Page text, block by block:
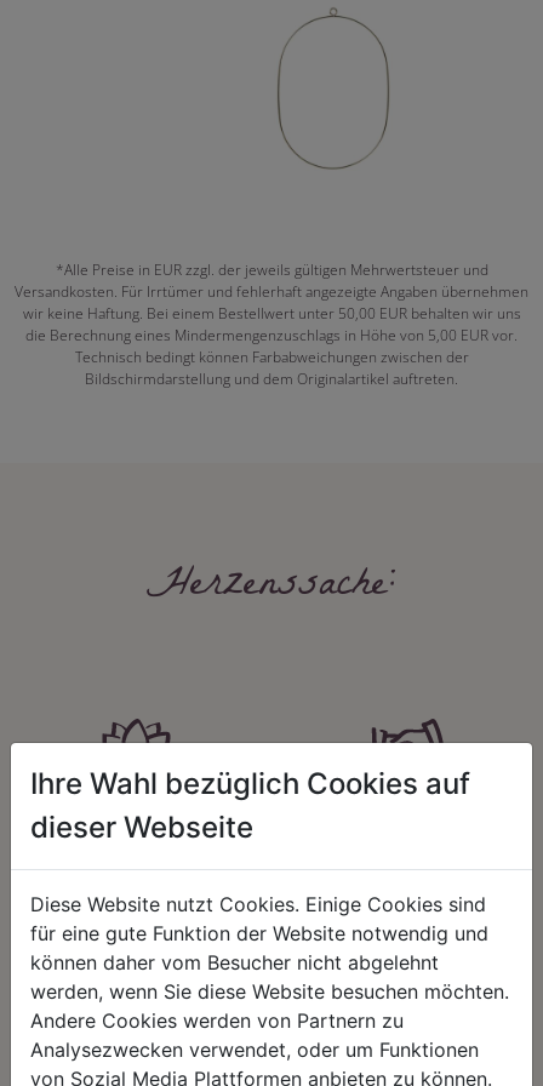
*Alle Preise in EUR zzgl. der jeweils gültigen Mehrwertsteuer und
Versandkosten. Für Irrtümer und fehlerhaft angezeigte Angaben übernehmen
wir keine Haftung. Bei einem Bestellwert unter 50,00 EUR behalten wir uns
die Berechnung eines Mindermengenzuschlags in Höhe von 5,00 EUR vor.
Technisch bedingt können Farbabweichungen zwischen der
Bildschirmdarstellung und dem Originalartikel auftreten.
Herzenssache:
schenken natürliche, stilvolle
Momente für harmonische Stunden
zu Hause – den Ort, an dem
Menschen sich geborgen fühlen und
positive Energie schöpfen.
fair – im Hinblick auf unsere
Kalkulation, angemessene
Entlohnung und unsere
nachhaltigen, gewachsenen
Geschäftsbeziehungen.
Ihre Wahl bezüglich Cookies auf
dieser Webseite
Diese Website nutzt Cookies. Einige Cookies sind
für eine gute Funktion der Website notwendig und
können daher vom Besucher nicht abgelehnt
werden, wenn Sie diese Website besuchen möchten.
Andere Cookies werden von Partnern zu
Analysezwecken verwendet, oder um Funktionen
von Sozial Media Plattformen anbieten zu können.